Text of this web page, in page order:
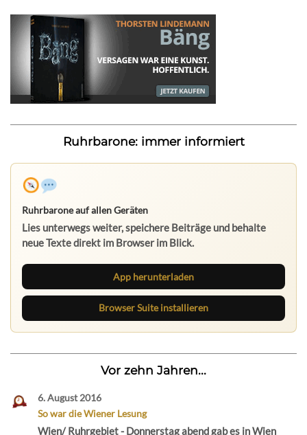
Ruhrbarone: immer informiert
Ruhrbarone auf allen Geräten
Lies unterwegs weiter, speichere Beiträge und behalte
neue Texte direkt im Browser im Blick.
App herunterladen
Browser Suite installieren
Vor zehn Jahren...
6. August 2016
So war die Wiener Lesung
Wien/ Ruhrgebiet - Donnerstag abend gab es in Wien